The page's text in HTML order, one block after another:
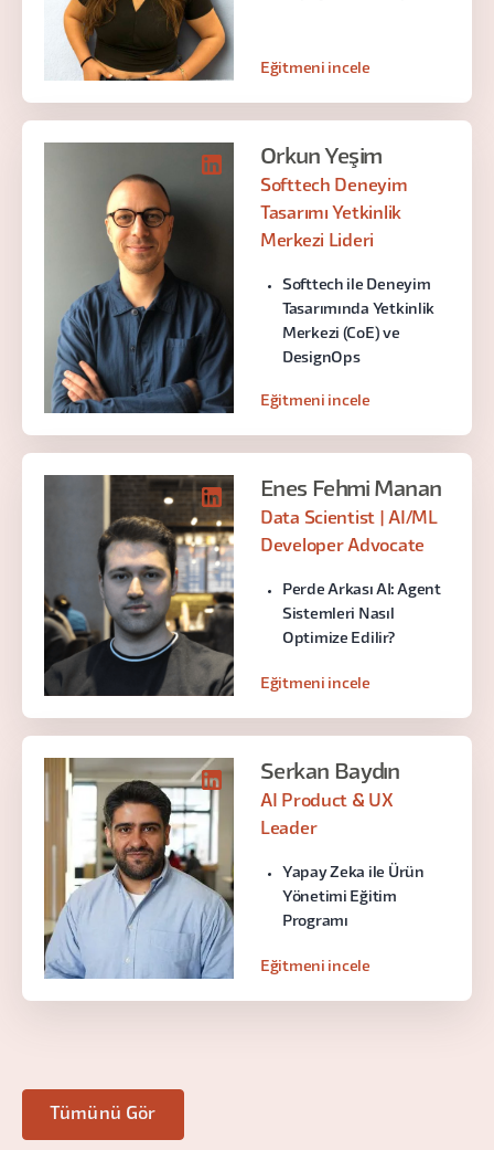
Eğitmeni incele
Orkun Yeşim
Softtech Deneyim
Tasarımı Yetkinlik
Merkezi Lideri
Softtech ile Deneyim
Tasarımında Yetkinlik
Merkezi (CoE) ve
DesignOps
Eğitmeni incele
Enes Fehmi Manan
Data Scientist | AI/ML
Developer Advocate
Perde Arkası AI: Agent
Sistemleri Nasıl
Optimize Edilir?
Eğitmeni incele
Serkan Baydın
AI Product & UX
Leader
Yapay Zeka ile Ürün
Yönetimi Eğitim
Programı
Eğitmeni incele
Tümünü Gör